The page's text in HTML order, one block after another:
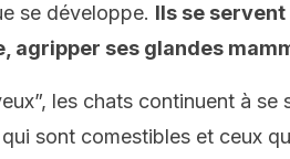
se développe. Ils se
agripper ses glandes
les chats continuent à
sont comestibles et ceux